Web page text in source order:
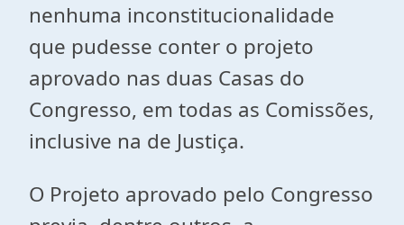
nenhuma inconstitucionalidade
que pudesse conter o projeto
aprovado nas duas Casas do
Congresso, em todas as Comissões,
inclusive na de Justiça.
O Projeto aprovado pelo Congresso